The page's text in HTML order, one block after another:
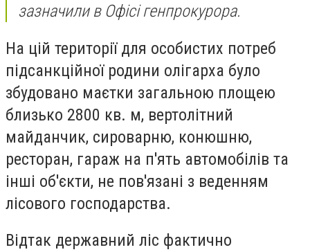
зазначили в Офісі генпрокурора.
На цій території для особистих потреб
підсанкційної родини олігарха було
збудовано маєтки загальною площею
близько 2800 кв. м, вертолітний
майданчик, сироварню, конюшню,
ресторан, гараж на п'ять автомобілів та
інші об'єкти, не пов'язані з веденням
лісового господарства.
Відтак державний ліс фактично